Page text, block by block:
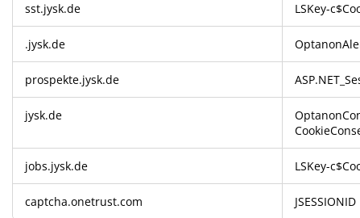
& Bügeln
erforderliche
sst.jysk.de LSKey-
.jysk.de
prospekte.jysk.de
jysk.de
jobs.jysk.de LSKey-
captcha.onetrust.com JSESSIONID